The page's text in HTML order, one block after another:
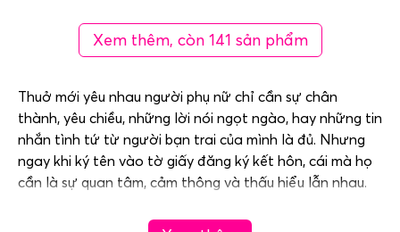
Xem thêm, còn 141 sản phẩm
Thuở mới yêu nhau người phụ nữ chỉ cần sự chân
thành, yêu chiều, những lời nói ngọt ngào, hay những tin
nhắn tình tứ từ người bạn trai của mình là đủ. Nhưng
ngay khi ký tên vào tờ giấy đăng ký kết hôn, cái mà họ
cần là sự quan tâm, cảm thông và thấu hiểu lẫn nhau.